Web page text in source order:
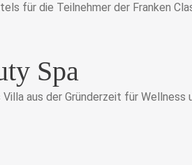
für die Teilnehmer der Franken
Spa
aus der Gründerzeit für Wellness